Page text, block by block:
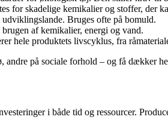
for skadelige kemikalier og stoffer, der
Bruges ofte på bomuld.
af kemikalier, energi og vand.
hele produktets livscyklus, fra
på sociale forhold – og få dækker
i både tid og ressourcer.